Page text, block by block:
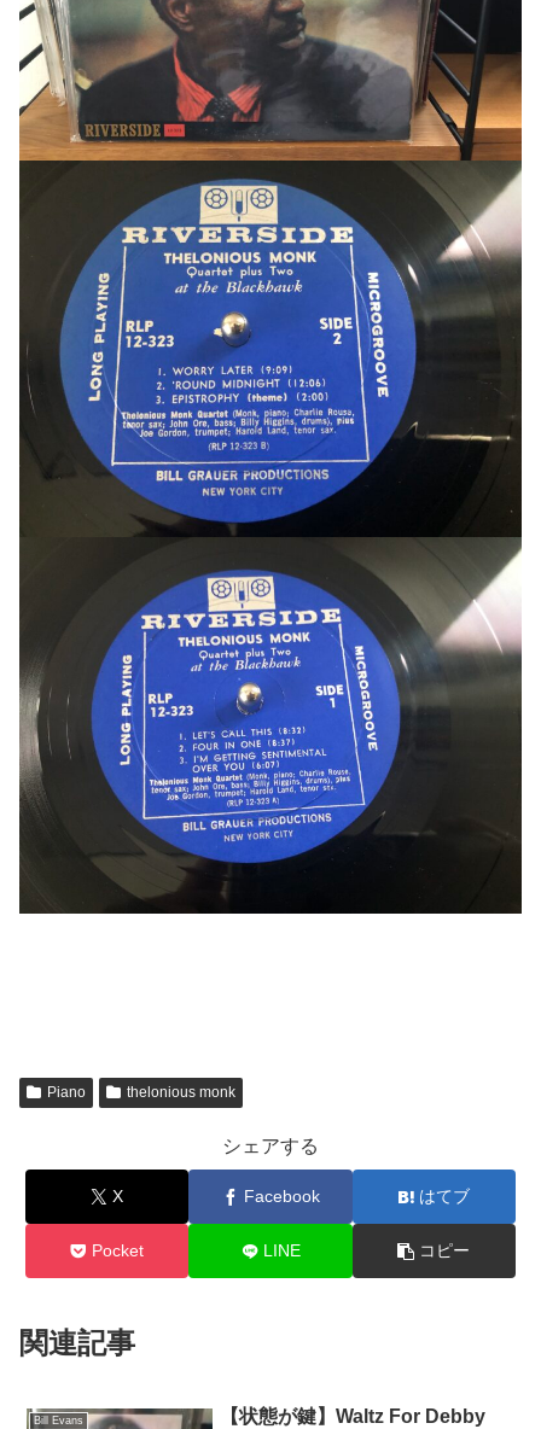
Piano thelonious monk
シェアする
X Facebook はてブ
Pocket LINE コピー
関連記事
Bill Evans
【状態が鍵】Waltz For Debby